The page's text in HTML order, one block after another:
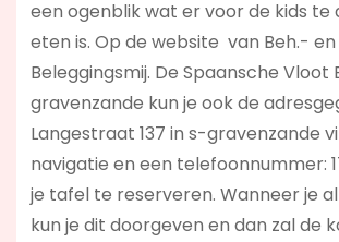
een ogenblik wat er voor de kids te
eten is. Op de website van Beh.- en
Beleggingsmij. De Spaansche Vloot
gravenzande kun je ook de
Langestraat 137 in s-gravenzande
navigatie en een telefoonnummer:
je tafel te reserveren. Wanneer je
kun je dit doorgeven en dan zal de